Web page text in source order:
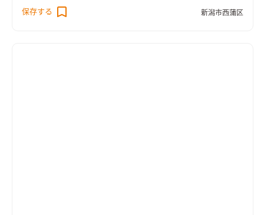
より、1階・2階の一体感を演出しました。 趣味のピアノ室は、
楽譜を整理する本棚を壁一面に設け、屋外への防音効果も担って
保存する 新潟市西蒲区